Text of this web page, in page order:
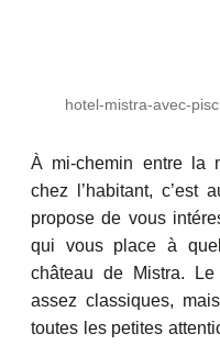
hotel-mistra-avec-
À mi-chemin entre la
chez l’habitant, c’est
propose de vous
qui vous place à
château de Mistra.
assez classiques,
toutes les petites